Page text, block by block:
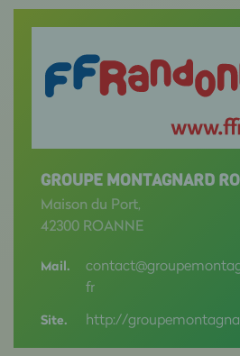
GROUPE MONTAGNARD
Maison du Port,
42300 ROANNE
Mail.
fr
Site. http://